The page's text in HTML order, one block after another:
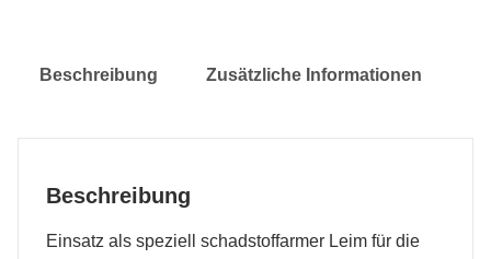
Beschreibung Zusätzliche Informationen
Beschreibung
Einsatz als speziell schadstoffarmer Leim für die